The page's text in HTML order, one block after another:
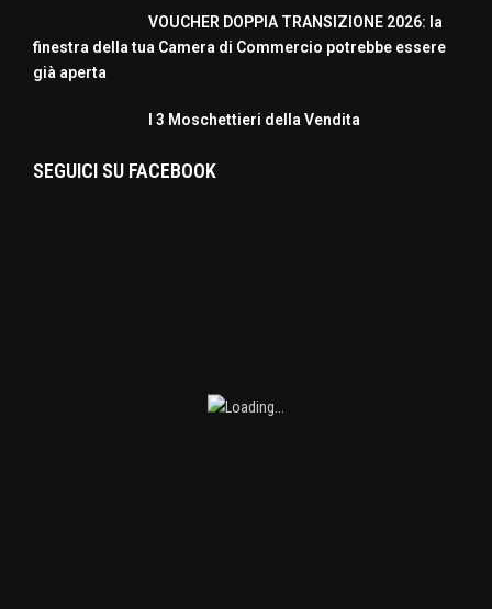
VOUCHER DOPPIA TRANSIZIONE 2026: la
finestra della tua Camera di Commercio potrebbe essere
già aperta
I 3 Moschettieri della Vendita
SEGUICI SU FACEBOOK